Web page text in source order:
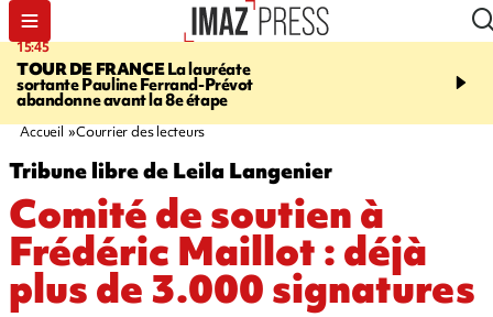
15:45
TOUR DE FRANCELa lauréate
sortante Pauline Ferrand-Prévot
abandonne avant la 8e étape
20:17
routière, concours de
Accueil Courrier des lecteurs
Tribune libre de Leila Langenier
Comité de soutien à
Frédéric Maillot : déjà
plus de 3.000 signatures